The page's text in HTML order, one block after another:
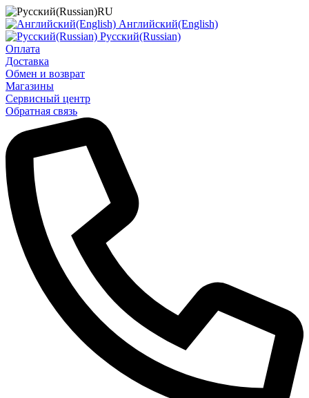
RU
Английский(English)
Русский(Russian)
Оплата
Доставка
Обмен и возврат
Магазины
Сервисный центр
Обратная связь